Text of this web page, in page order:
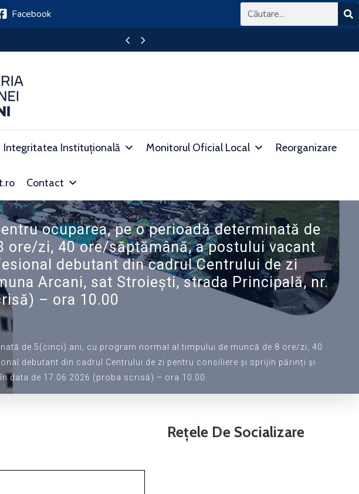
Facebook
Integritatea Instituțională Monitorul Oficial Local Reorganizare
Contact
ocuparea, pe o perioadă determinată de
zi, 40 ore/săptămână, a postului vacant
debutant din cadrul Centrului de zi
Arcani, sat Stroiești, strada Principală, nr.
– ora 10.00
de 5(cinci) ani, cu program normal al timpului de muncă de 8 ore/zi, 40
debutant din cadrul Centrului de zi pentru consiliere și sprijin părinți și
data de 17.06.2026 (proba scrisă) – ora 10.00
Rețele De Socializare